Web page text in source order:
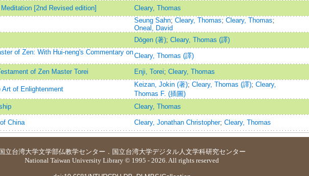
[2nd Revised edition] Cleary, Thomas
Seung Sahn; Cleary, Thomas; Cleary, Thomas;
Oneal, David
Dōgen (著); Cleary, Thomas (譯)
of Zen: With Hui-neng's Commentary onCleary, Thomas (譯)
of Zen Master Torei Enji, Torei; Cleary, Thomas
of Enlightenment
Keizan, Jokin (著); Cleary, Thomas (譯); Cleary,
Thomas F. (插圖)
Cleary, Thomas
China
Cleary, Jonathan Christopher; Cleary, Thomas
国立台湾大学文学部仏教学センター ． 国立台湾大学デジタル人文学科研究センター
National Taiwan University Library © 1995 - 2026. All rights reserved